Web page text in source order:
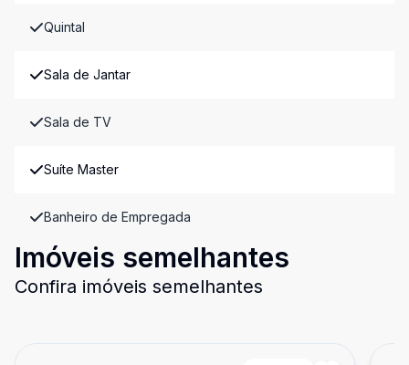
Quintal
Sala de Jantar
Sala de TV
Suíte Master
Banheiro de Empregada
Imóveis semelhantes
Confira imóveis semelhantes